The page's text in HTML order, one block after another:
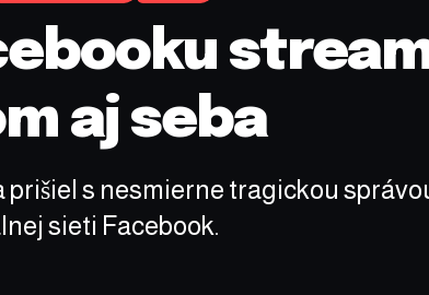
aj seba
s nesmierne tragickou
sieti Facebook.